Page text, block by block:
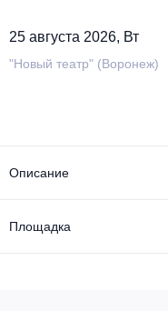
25 августа 2026, Вт
"Новый театр" (Воронеж)
Описание
Площадка